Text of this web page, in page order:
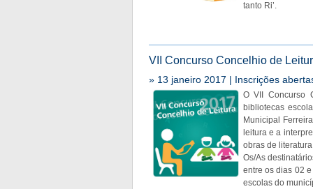
tanto Ri’.
VII Concurso Concelhio de
» 13 janeiro 2017 | Inscrições
O VII Concurso
bibliotecas
Municipal
leitura e a
obras de
Os/As
entre os dias 02
escolas do